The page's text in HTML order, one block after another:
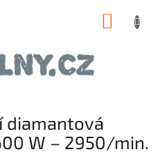
diamantová
W – 2950/min.